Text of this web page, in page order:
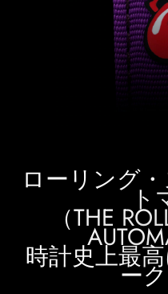
ローリング
ト
（THE
時計史上最
ー